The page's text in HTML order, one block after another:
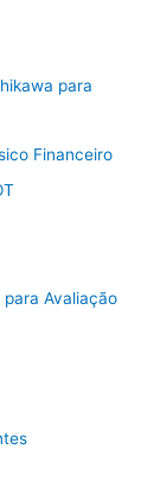
para
Financeiro
Avaliação